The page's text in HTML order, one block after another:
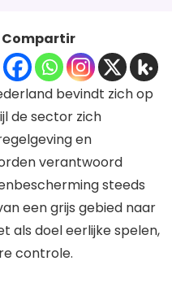
Compartir
bevindt zich op
de sector zich
en
verantwoord
steeds
een grijs gebied naar
als doel eerlijke spelen,
controle.